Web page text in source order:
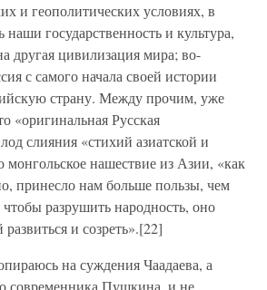
и геополитических условиях, в
государственность и культура,
другая цивилизация мира; во-
с самого начала своей истории
страну. Между прочим, уже
«оригинальная Русская
слияния «стихий азиатской и
монгольское нашествие из Азии, «как
принесло нам больше пользы, чем
разрушить народность, оно
и созреть».[22]
на суждения Чаадаева, а
современника Пушкина, и не